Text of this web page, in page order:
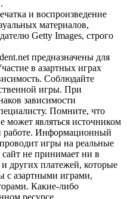
и воспроизведение
материалов,
Getty Images, строго
предназначены для
в азартных играх
Соблюдайте
игры. При
зависимости
Помните, что
может являться источником
работе. Информационный
игры на реальные
не принимает ни в
других платежей, которые
с азартными играми,
Какие-либо
ресурсе